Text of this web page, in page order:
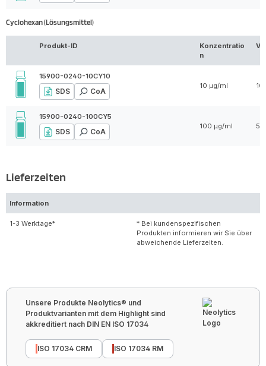
Cyclohexan (Lösungsmittel)
Produkt-ID
Konzentratio
n
15900-0240-10CY10
SDS CoA
10 µg/ml 10
15900-0240-100CY5
SDS CoA
100 µg/ml 5
Lieferzeiten
Information
1-3 Werktage*
* Bei kundenspezifischen
Produkten informieren wir Sie über
abweichende Lieferzeiten.
Unsere Produkte Neolytics® und
Produktvarianten mit dem Highlight sind
akkreditiert nach DIN EN ISO 17034
ISO 17034 CRM ISO 17034 RM